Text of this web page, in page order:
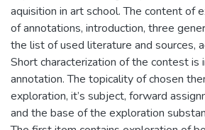
aquisition in art school. The content of
of annotations, introduction, three
the list of used literature and sources,
Short characterization of the contest is
annotation. The topicality of chosen
exploration, it’s subject, forward
and the base of the exploration